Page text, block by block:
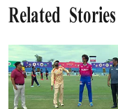
Related Stories